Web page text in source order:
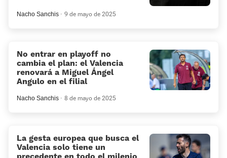
Nacho Sanchis 9 de mayo de 2025
No entrar en playoff no
cambia el plan: el Valencia
renovará a Miguel Ángel
Angulo en el filial
Nacho Sanchis 8 de mayo de 2025
La gesta europea que busca el
Valencia solo tiene un